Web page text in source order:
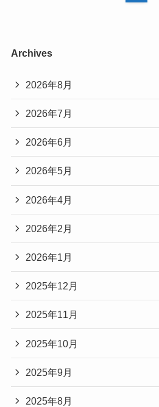
Archives
2026年8月
2026年7月
2026年6月
2026年5月
2026年4月
2026年2月
2026年1月
2025年12月
2025年11月
2025年10月
2025年9月
2025年8月